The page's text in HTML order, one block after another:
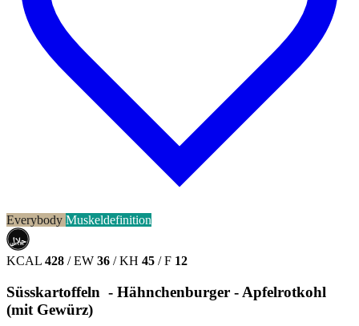
Everybody Muskeldefinition
حلال
HALAL
KCAL 428 / EW 36 / KH 45 / F 12
Süsskartoffeln - Hähnchenburger - Apfelrotkohl
(mit Gewürz)